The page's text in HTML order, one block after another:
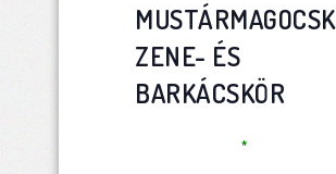
ZENE- ÉS
BARKÁCSKÖR
*